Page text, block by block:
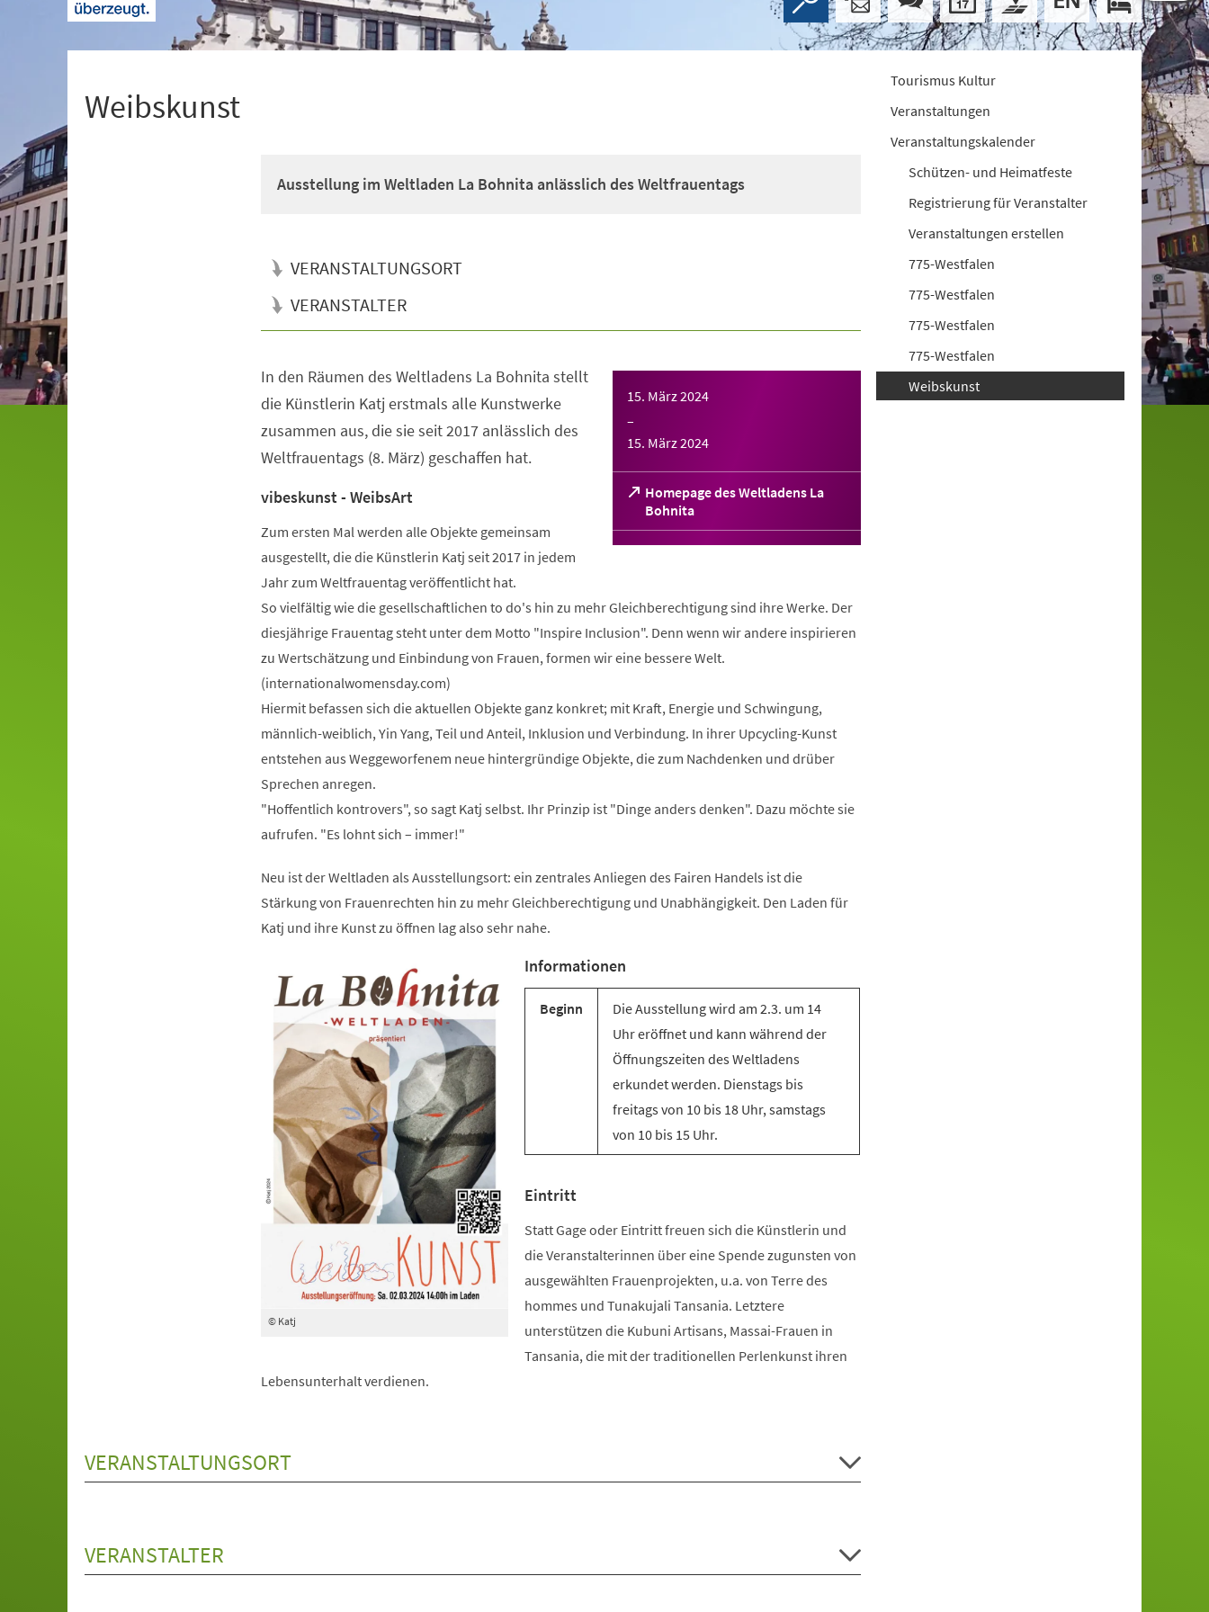
Weibskunst
Ausstellung im Weltladen La Bohnita anlässlich des Weltfrauentags
VERANSTALTUNGSORT
VERANSTALTER
15. März 2024
–
15. März 2024
Homepage des Weltladens La
Bohnita
(Öffnet
in
einem
In den Räumen des Weltladens La Bohnita stellt
die Künstlerin Katj erstmals alle Kunstwerke
zusammen aus, die sie seit 2017 anlässlich des
Weltfrauentags (8. März) geschaffen hat.
vibeskunst - WeibsArt
Zum ersten Mal werden alle Objekte gemeinsam
ausgestellt, die die Künstlerin Katj seit 2017 in jedem
Jahr zum Weltfrauentag veröffentlicht hat.
So vielfältig wie die gesellschaftlichen to do's hin zu mehr Gleichberechtigung sind ihre Werke. Der
diesjährige Frauentag steht unter dem Motto "Inspire Inclusion". Denn wenn wir andere inspirieren
zu Wertschätzung und Einbindung von Frauen, formen wir eine bessere Welt.
(internationalwomensday.com)
Hiermit befassen sich die aktuellen Objekte ganz konkret; mit Kraft, Energie und Schwingung,
männlich-weiblich, Yin Yang, Teil und Anteil, Inklusion und Verbindung. In ihrer Upcycling-Kunst
entstehen aus Weggeworfenem neue hintergründige Objekte, die zum Nachdenken und drüber
Sprechen anregen.
"Hoffentlich kontrovers", so sagt Katj selbst. Ihr Prinzip ist "Dinge anders denken". Dazu möchte sie
aufrufen. "Es lohnt sich – immer!"
Neu ist der Weltladen als Ausstellungsort: ein zentrales Anliegen des Fairen Handels ist die
Stärkung von Frauenrechten hin zu mehr Gleichberechtigung und Unabhängigkeit. Den Laden für
Katj und ihre Kunst zu öffnen lag also sehr nahe.
© Katj
Informationen
Beginn
Die Ausstellung wird am 2.3. um 14
Uhr eröffnet und kann während der
Öffnungszeiten des Weltladens
erkundet werden. Dienstags bis
freitags von 10 bis 18 Uhr, samstags
von 10 bis 15 Uhr.
Eintritt
Statt Gage oder Eintritt freuen sich die Künstlerin und
die Veranstalterinnen über eine Spende zugunsten von
ausgewählten Frauenprojekten, u.a. von Terre des
hommes und Tunakujali Tansania. Letztere
unterstützen die Kubuni Artisans, Massai-Frauen in
Tansania, die mit der traditionellen Perlenkunst ihren
Lebensunterhalt verdienen.
VERANSTALTUNGSORT
VERANSTALTER
Tourismus Kultur
Veranstaltungen
Veranstaltungskalender
Schützen- und Heimatfeste
Registrierung für Veranstalter
Veranstaltungen erstellen
775-Westfalen
775-Westfalen
775-Westfalen
775-Westfalen
Weibskunst